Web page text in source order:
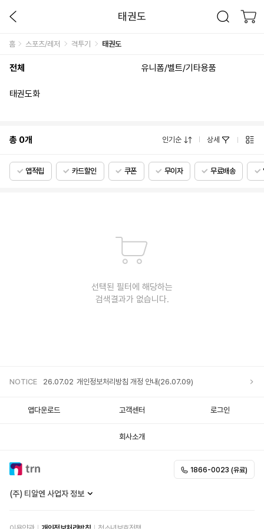
태권도
홈 스포츠/레저 격투기 태권도
전체 유니폼/벨트/기타용품
태권도화
총 0개 인기순 상세
앱적립 카드할인 쿠폰 무이자 무료배송
선택된 필터에 해당하는
검색결과가 없습니다.
NOTICE 26.07.02 개인정보처리방침 개정 안내(26.07.09)
앱다운로드 고객센터 로그인
회사소개
(주) 티알엔 사업자 정보
1866-0023 (유료)